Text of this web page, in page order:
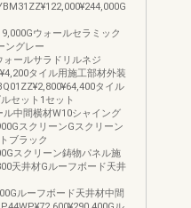
ウォールセラミック
ングレー
ォールサラドリルネジ
タイル用施工部材外装
タイル
セット1セット
ル中間横材W10シャイング
スクリーンGスクリーン
ブラック
スクリーン鋳物パネル施
天井材Gルーフボード天井
ルーフボード天井材中間